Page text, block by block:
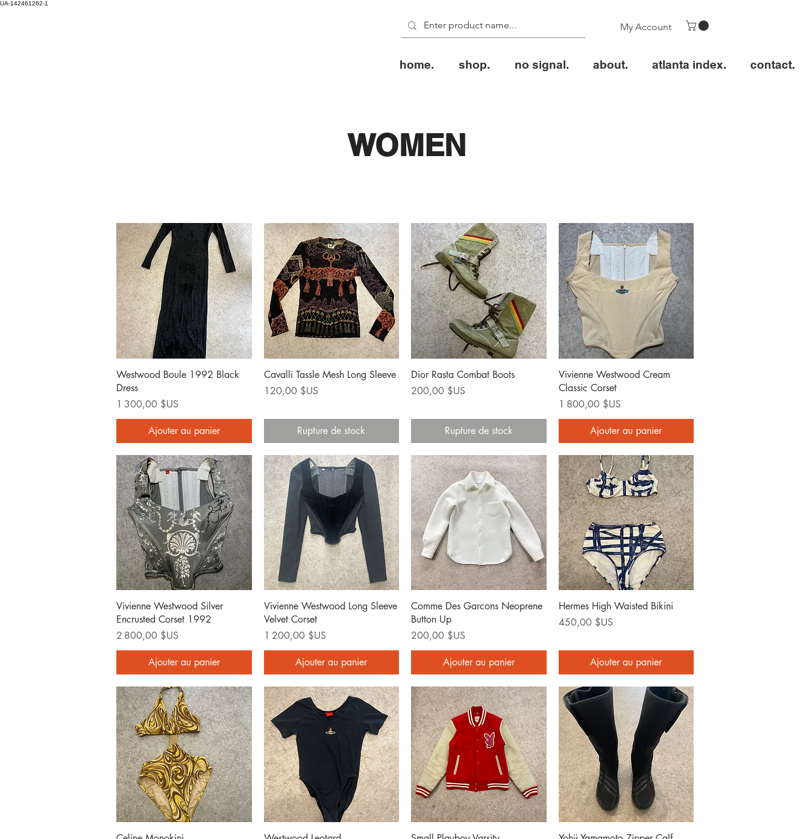
UA-142461262-1
My Account
home. shop. no signal. about. atlanta index. contact.
WOMEN
Aperçu rapide
Westwood Boule 1992 Black
Dress
Prix
1 300,00 $US
Ajouter au panier
Aperçu rapide
Cavalli Tassle Mesh Long Sleeve
Prix
120,00 $US
Rupture de stock
Aperçu rapide
Dior Rasta Combat Boots
Prix
200,00 $US
Rupture de stock
Aperçu rapide
Vivienne Westwood Cream
Classic Corset
Prix
1 800,00 $US
Ajouter au panier
Aperçu rapide
Vivienne Westwood Silver
Encrusted Corset 1992
Prix
2 800,00 $US
Ajouter au panier
Aperçu rapide
Vivienne Westwood Long Sleeve
Velvet Corset
Prix
1 200,00 $US
Ajouter au panier
Aperçu rapide
Comme Des Garcons Neoprene
Button Up
Prix
200,00 $US
Ajouter au panier
Aperçu rapide
Hermes High Waisted Bikini
Prix
450,00 $US
Ajouter au panier
Aperçu rapide Aperçu rapide Aperçu rapide Aperçu rapide